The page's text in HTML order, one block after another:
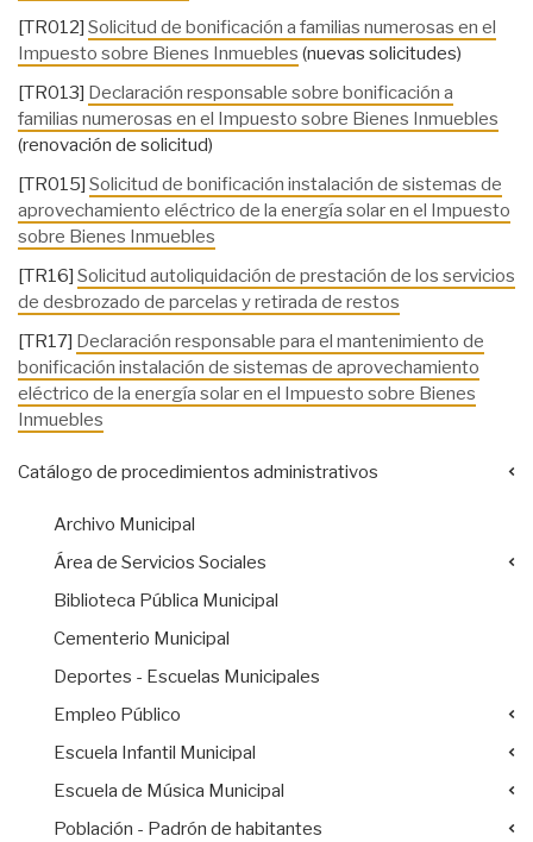
[TR012] Solicitud de bonificación a familias numerosas en el
Impuesto sobre Bienes Inmuebles (nuevas solicitudes)
[TR013] Declaración responsable sobre bonificación a
familias numerosas en el Impuesto sobre Bienes Inmuebles
(renovación de solicitud)
[TR015] Solicitud de bonificación instalación de sistemas de
aprovechamiento eléctrico de la energía solar en el Impuesto
sobre Bienes Inmuebles
[TR16] Solicitud autoliquidación de prestación de los servicios
de desbrozado de parcelas y retirada de restos
[TR17] Declaración responsable para el mantenimiento de
bonificación instalación de sistemas de aprovechamiento
eléctrico de la energía solar en el Impuesto sobre Bienes
Inmuebles
Catálogo de procedimientos administrativos
Archivo Municipal
Área de Servicios Sociales
Biblioteca Pública Municipal
Cementerio Municipal
Deportes - Escuelas Municipales
Empleo Público
Escuela Infantil Municipal
Escuela de Música Municipal
Población - Padrón de habitantes